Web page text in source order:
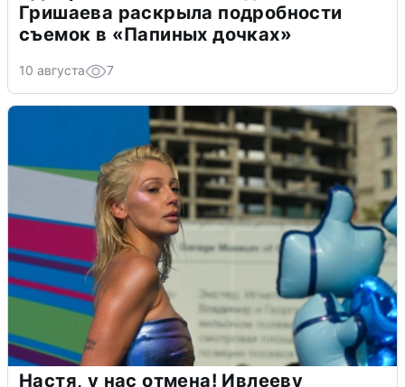
Гришаева раскрыла подробности
съемок в «Папиных дочках»
10 августа 7
Настя, у нас отмена! Ивлееву